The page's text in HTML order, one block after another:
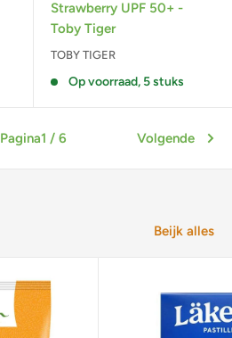
Strawberry UPF 50+ -
Toby Tiger
TOBY TIGER
Op voorraad, 5 stuks
Pagina1 / 6 Volgende
Beijk alles